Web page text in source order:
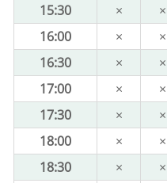
15:30
× ×
16:00
× ×
16:30
× ×
17:00
× ×
17:30
× ×
18:00
× ×
18:30
× ×